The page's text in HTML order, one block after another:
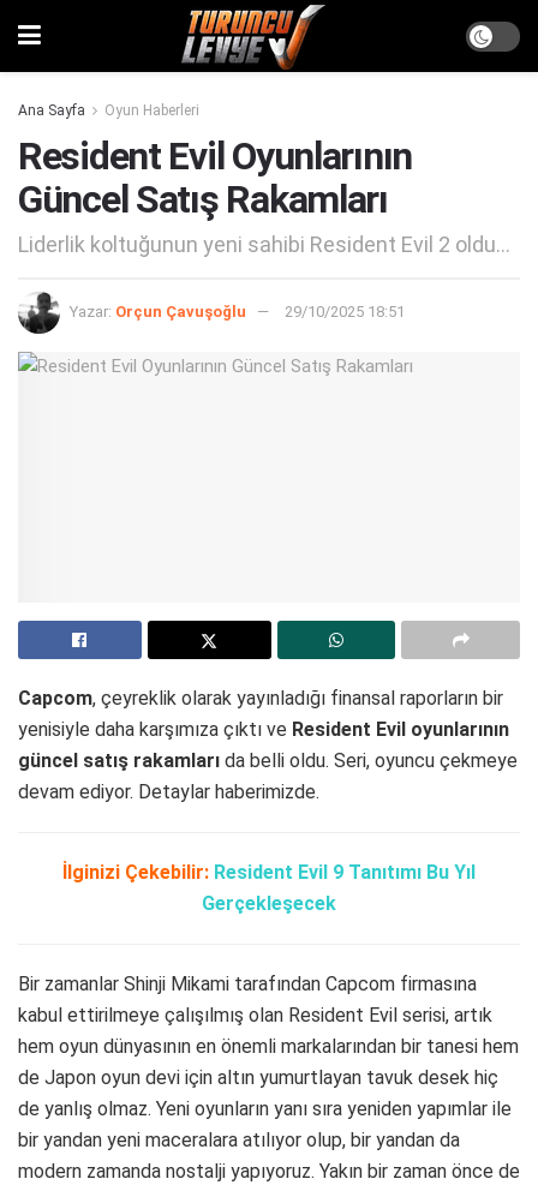
Ana Sayfa Oyun Haberleri
Resident Evil Oyunlarının
Güncel Satış Rakamları
Liderlik koltuğunun yeni sahibi Resident Evil 2 oldu...
Yazar: Orçun Çavuşoğlu 29/10/2025 18:51
Capcom, çeyreklik olarak yayınladığı finansal raporların bir
yenisiyle daha karşımıza çıktı ve Resident Evil oyunlarının
güncel satış rakamları da belli oldu. Seri, oyuncu çekmeye
devam ediyor. Detaylar haberimizde.
İlginizi Çekebilir: Resident Evil 9 Tanıtımı Bu Yıl
Gerçekleşecek
Bir zamanlar Shinji Mikami tarafından Capcom firmasına
kabul ettirilmeye çalışılmış olan Resident Evil serisi, artık
hem oyun dünyasının en önemli markalarından bir tanesi hem
de Japon oyun devi için altın yumurtlayan tavuk desek hiç
de yanlış olmaz. Yeni oyunların yanı sıra yeniden yapımlar ile
bir yandan yeni maceralara atılıyor olup, bir yandan da
modern zamanda nostalji yapıyoruz. Yakın bir zaman önce de